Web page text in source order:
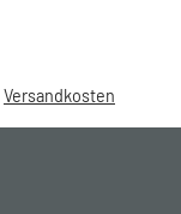
Versandkosten